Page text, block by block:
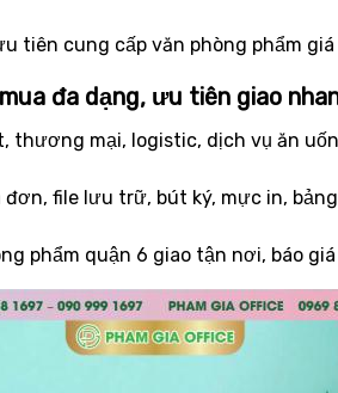
tiên cung cấp văn phòng phẩm
đa dạng, ưu tiên giao
thương mại, logistic, dịch vụ ăn
file lưu trữ, bút ký, mực in,
phẩm quận 6 giao tận nơi, báo